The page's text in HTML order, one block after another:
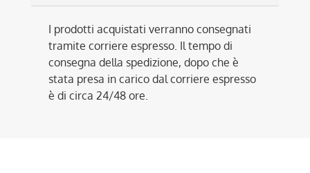
I prodotti acquistati verranno consegnati
tramite corriere espresso. Il tempo di
consegna della spedizione, dopo che è
stata presa in carico dal corriere espresso
è di circa 24/48 ore.